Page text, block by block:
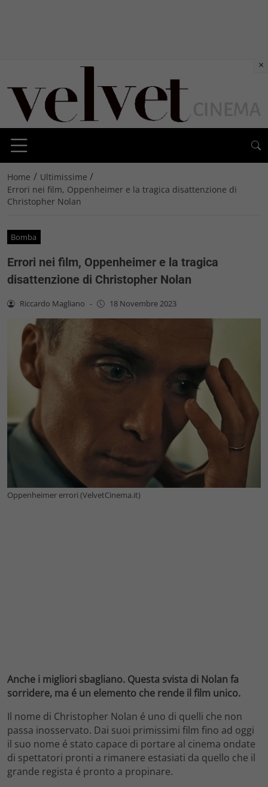
Home / Ultimissime /
Errori nei film, Oppenheimer e la tragica disattenzione di
Christopher Nolan
Bomba
Errori nei film, Oppenheimer e la tragica
disattenzione di Christopher Nolan
Riccardo Magliano - 18 Novembre 2023
Oppenheimer errori (VelvetCinema.it)
Anche i migliori sbagliano. Questa svista di Nolan fa
sorridere, ma é un elemento che rende il film unico.
Il nome di Christopher Nolan é uno di quelli che non
passa inosservato. Dai suoi primissimi film fino ad oggi
il suo nome é stato capace di portare al cinema ondate
di spettatori pronti a rimanere estasiati da quello che il
grande regista é pronto a propinare.
×